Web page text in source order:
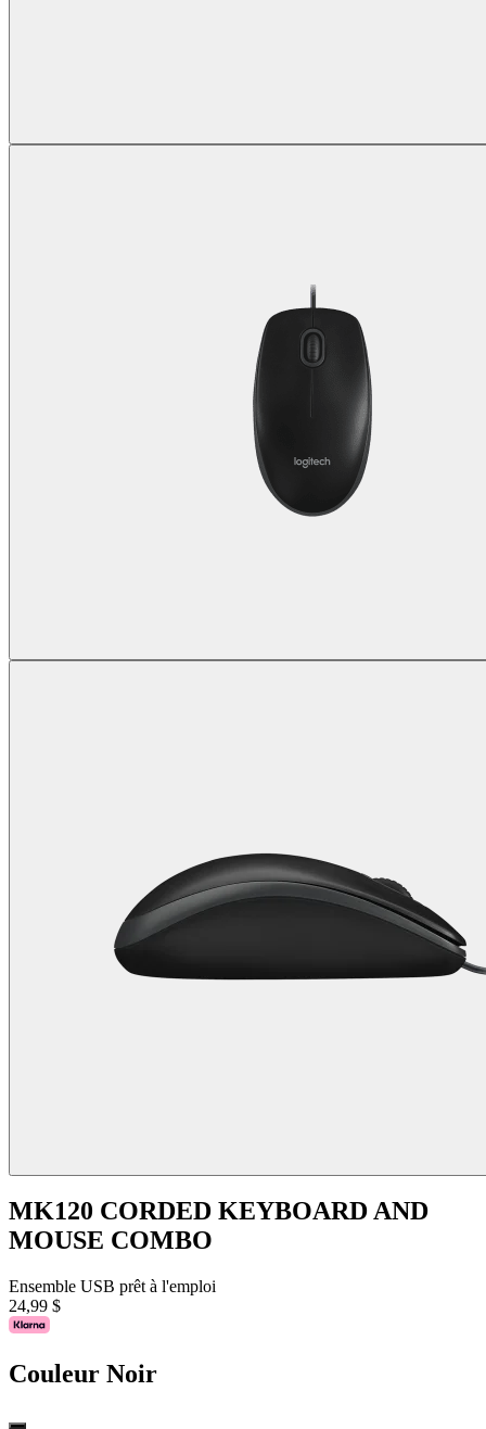
MK120 CORDED KEYBOARD AND
MOUSE COMBO
Ensemble USB prêt à l'emploi
24,99 $
Couleur Noir